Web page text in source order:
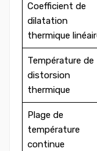
Coefficient de
dilatation
thermique
Température de
distorsion
thermique
Plage de
température
continue